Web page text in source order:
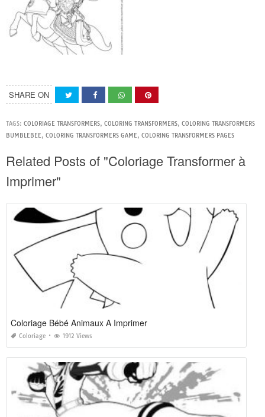
SHARE ON
TAGS: COLORIAGE TRANSFORMERS, COLORING TRANSFORMERS, COLORING TRANSFORMERS
BUMBLEBEE, COLORING TRANSFORMERS GAME, COLORING TRANSFORMERS PAGES
Related Posts of "Coloriage Transformer à
Imprimer"
Coloriage Bébé Animaux A Imprimer
Coloriage 1912 Views